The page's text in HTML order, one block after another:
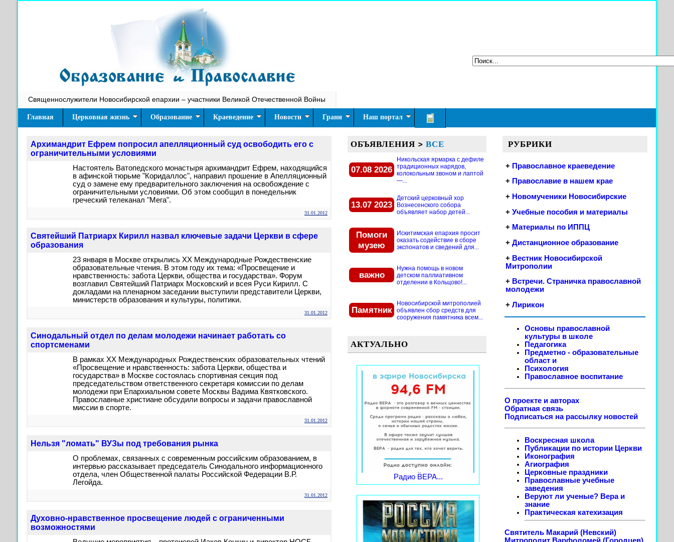
Священнослужители Новосибирской епархии – участники Великой Отечественной Войны
Главная Церковная жизнь Образование Краеведение Новости Грани Наш портал
Архимандрит Ефрем попросил апелляционный суд освободить его с
ограничительными условиями
Настоятель Ватопедского монастыря архимандрит Ефрем, находящийся
в афинской тюрьме "Коридаллос", направил прошение в Апелляционный
суд о замене ему предварительного заключения на освобождение с
ограничительными условиями. Об этом сообщил в понедельник
греческий телеканал "Мега".
31.01.2012
Святейший Патриарх Кирилл назвал ключевые задачи Церкви в сфере
образования
23 января в Москве открылись XX Международные Рождественские
образовательные чтения. В этом году их тема: «Просвещение и
нравственность: забота Церкви, общества и государства». Форум
возглавил Святейший Патриарх Московский и всея Руси Кирилл. С
докладами на пленарном заседании выступили представители Церкви,
министерств образования и культуры, политики.
31.01.2012
Синодальный отдел по делам молодежи начинает работать со
спортсменами
В рамках XX Международных Рождественских образовательных чтений
«Просвещение и нравственность: забота Церкви, общества и
государства» в Москве состоялась спортивная секция под
председательством ответственного секретаря комиссии по делам
молодежи при Епархиальном совете Москвы Вадима Квятковского.
Православные христиане обсудили вопросы и задачи православной
миссии в спорте.
31.01.2012
Нельзя "ломать" ВУЗы под требования рынка
О проблемах, связанных с современным российским образованием, в
интервью рассказывает председатель Синодального информационного
отдела, член Общественной палаты Российской Федерации В.Р.
Легойда.
31.01.2012
Духовно-нравственное просвещение людей с ограниченными
возможностями
ОБЪЯВЛЕНИЯ > ВСЕ
07.08 2026
Никольская ярмарка с дефиле
традиционных нарядов,
колокольным звоном и лаптой
—...
13.07 2023
Детский церковный хор
Вознесенского собора
объявляет набор детей...
Помоги
музею
Искитимская епархия просит
оказать содействие в сборе
экспонатов и сведений для...
важно
Нужна помощь в новом
детском паллиативном
отделении в Кольцово!...
Памятник
Новосибирской митрополией
объявлен сбор средств для
сооружения памятника всем...
АКТУАЛЬНО
Радио ВЕРА...
РУБРИКИ
+ Православное краеведение
+ Православие в нашем крае
+ Новомученики Новосибирские
+ Учебные пособия и материалы
+ Материалы по ИППЦ
+ Дистанционное образование
+ Вестник Новосибирской
Митрополии
+ Встречи. Страничка православной
молодежи
+ Лирикон
Основы православной
культуры в школе
Педагогика
Предметно - образовательные
област и
Психология
Православное воспитание
О проекте и авторах
Обратная связь
Подписаться на рассылку новостей
Воскресная школа
Публикации по истории Церкви
Иконография
Агиография
Церковные праздники
Православные учебные
заведения
Веруют ли ученые? Вера и
знание
Практическая катехизация
Святитель Макарий (Невский)